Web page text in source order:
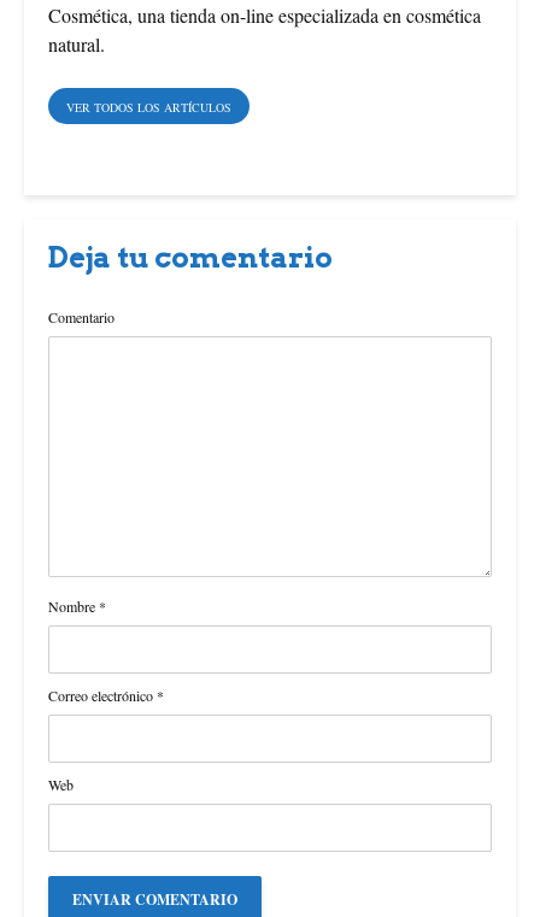
Cosmética, una tienda on-line especializada en cosmética
natural.
VER TODOS LOS ARTÍCULOS
Deja tu comentario
Comentario
Nombre *
Correo electrónico *
Web